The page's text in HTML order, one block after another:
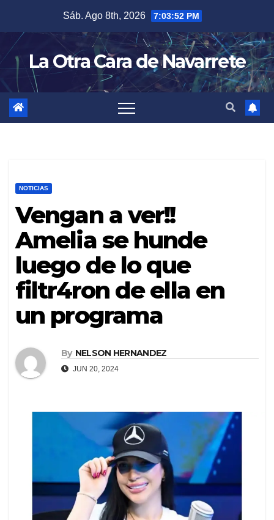
content
Sáb. Ago 8th, 2026 7:03:53 PM
La Otra Cara de Navarrete
NOTICIAS
Vengan a ver!!
Amelia se hunde
luego de lo que
filtr4ron de ella en
un programa
By NELSON HERNANDEZ
JUN 20, 2024